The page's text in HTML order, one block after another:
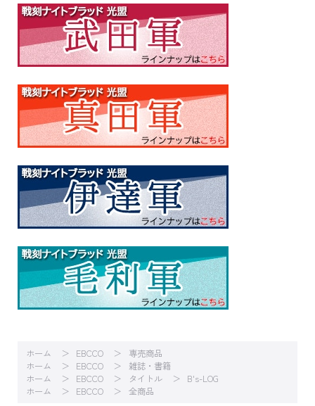
ホーム EBCCO
専売商品
ホーム
EBCCO
雑誌・書籍
ホーム
EBCCO タイトル
B's-LOG
ホーム
EBCCO 全商品